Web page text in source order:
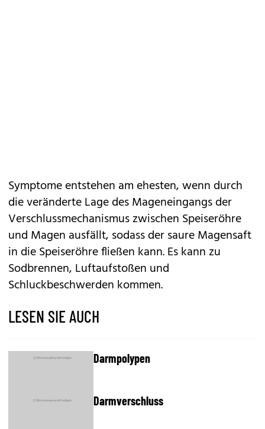
Symptome entstehen am ehesten, wenn durch
die veränderte Lage des Mageneingangs der
Verschlussmechanismus zwischen Speiseröhre
und Magen ausfällt, sodass der saure Magensaft
in die Speiseröhre fließen kann. Es kann zu
Sodbrennen, Luftaufstoßen und
Schluckbeschwerden kommen.
LESEN SIE AUCH
Darmpolypen
Darmverschluss